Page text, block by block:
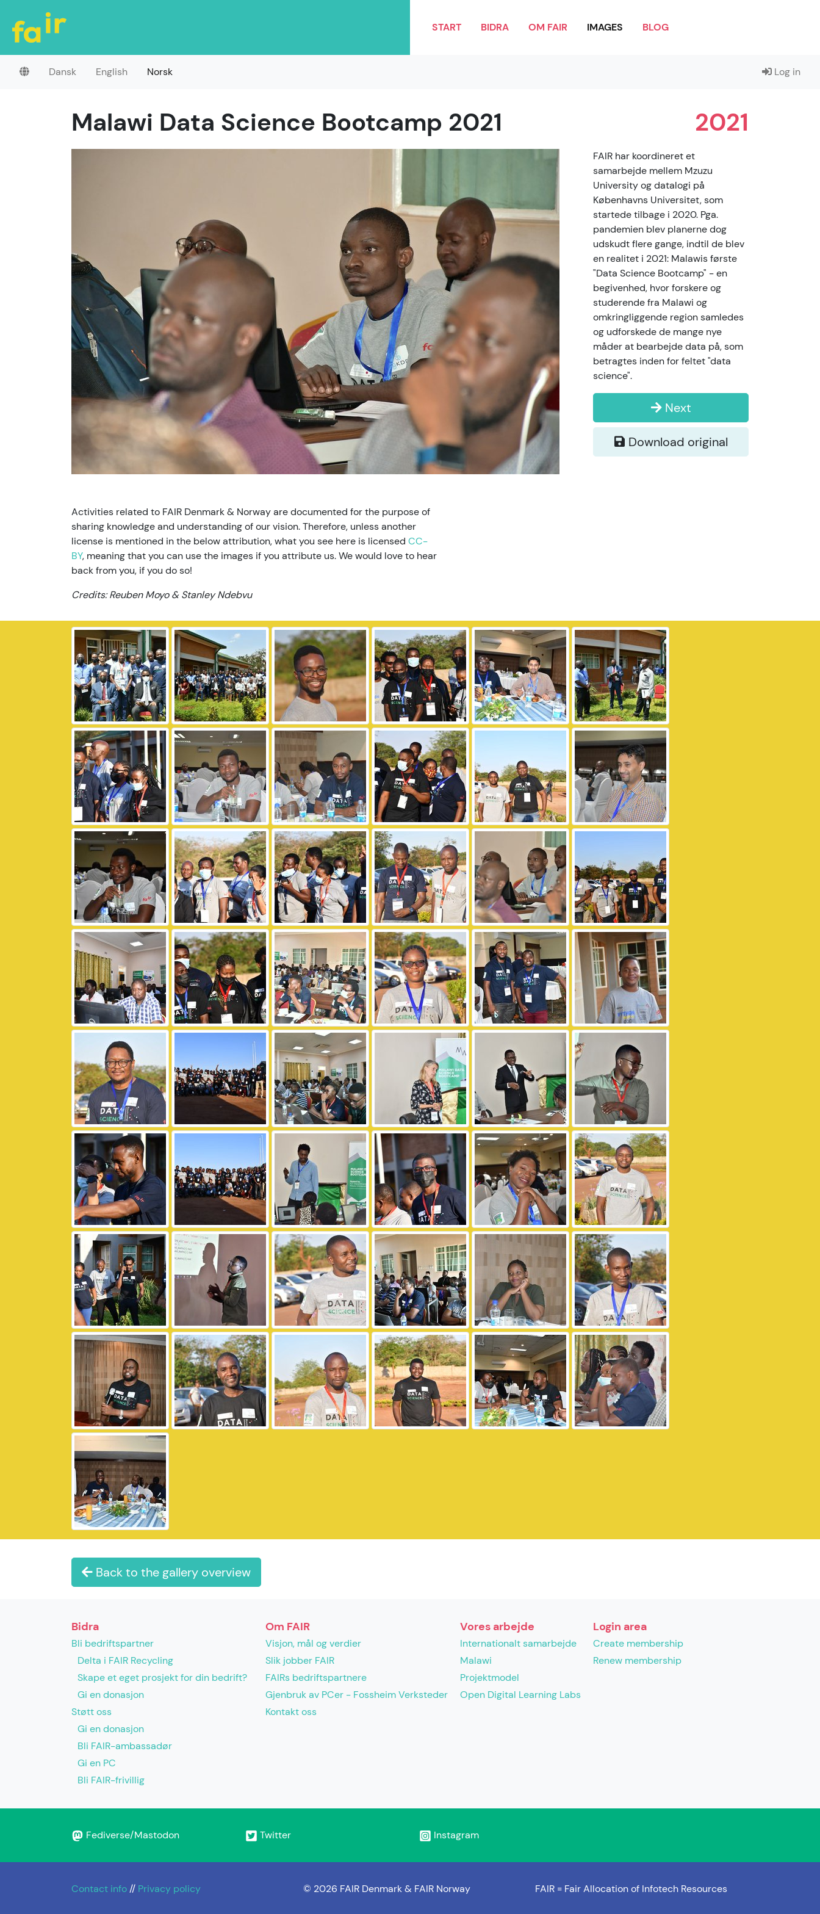
START BIDRA OM FAIR IMAGES BLOG
Dansk English Norsk Log in
2021
Malawi Data Science Bootcamp 2021
FAIR har koordineret et
samarbejde mellem Mzuzu
University og datalogi på
Københavns Universitet, som
startede tilbage i 2020. Pga.
pandemien blev planerne dog
udskudt flere gange, indtil de blev
en realitet i 2021: Malawis første
"Data Science Bootcamp" - en
begivenhed, hvor forskere og
studerende fra Malawi og
omkringliggende region samledes
og udforskede de mange nye
måder at bearbejde data på, som
betragtes inden for feltet "data
science".
Next
Download original
Activities related to FAIR Denmark & Norway are documented for the purpose of
sharing knowledge and understanding of our vision. Therefore, unless another
license is mentioned in the below attribution, what you see here is licensed CC-
BY, meaning that you can use the images if you attribute us. We would love to hear
back from you, if you do so!
Credits: Reuben Moyo & Stanley Ndebvu
Back to the gallery overview
Bidra
Bli bedriftspartner
Delta i FAIR Recycling
Skape et eget prosjekt for din bedrift?
Gi en donasjon
Støtt oss
Gi en donasjon
Bli FAIR-ambassadør
Gi en PC
Bli FAIR-frivillig
Om FAIR
Visjon, mål og verdier
Slik jobber FAIR
FAIRs bedriftspartnere
Gjenbruk av PCer - Fossheim Verksteder
Kontakt oss
Vores arbejde
Internationalt samarbejde
Malawi
Projektmodel
Open Digital Learning Labs
Login area
Create membership
Renew membership
Fediverse/Mastodon Twitter Instagram
Contact info // Privacy policy © 2026 FAIR Denmark & FAIR Norway FAIR = Fair Allocation of Infotech Resources